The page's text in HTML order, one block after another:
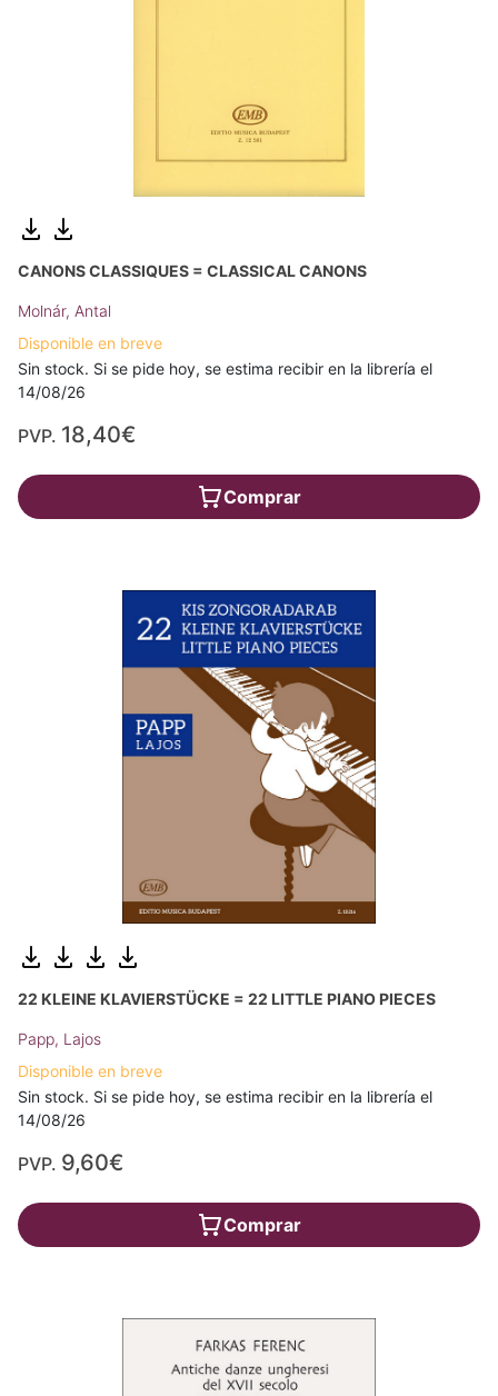
CANONS CLASSIQUES = CLASSICAL CANONS
Molnár, Antal
Disponible en breve
Sin stock. Si se pide hoy, se estima recibir en la librería el
14/08/26
PVP. 18,40€
Comprar
22 KLEINE KLAVIERSTÜCKE = 22 LITTLE PIANO PIECES
Papp, Lajos
Disponible en breve
Sin stock. Si se pide hoy, se estima recibir en la librería el
14/08/26
PVP. 9,60€
Comprar